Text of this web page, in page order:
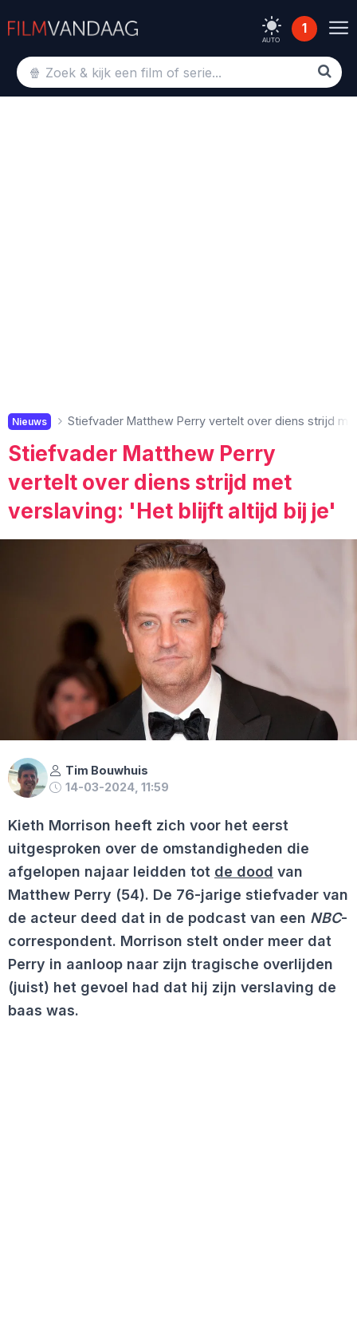
AUTO
1
Nieuws Stiefvader Matthew Perry vertelt over diens strijd
Stiefvader Matthew Perry
vertelt over diens strijd met
verslaving: 'Het blijft altijd bij je'
Tim Bouwhuis
14-03-2024, 11:59
Kieth Morrison heeft zich voor het eerst
uitgesproken over de omstandigheden die
afgelopen najaar leidden tot de dood van
Matthew Perry (54). De 76-jarige stiefvader van
de acteur deed dat in de podcast van een NBC-
correspondent. Morrison stelt onder meer dat
Perry in aanloop naar zijn tragische overlijden
(juist) het gevoel had dat hij zijn verslaving de
baas was.